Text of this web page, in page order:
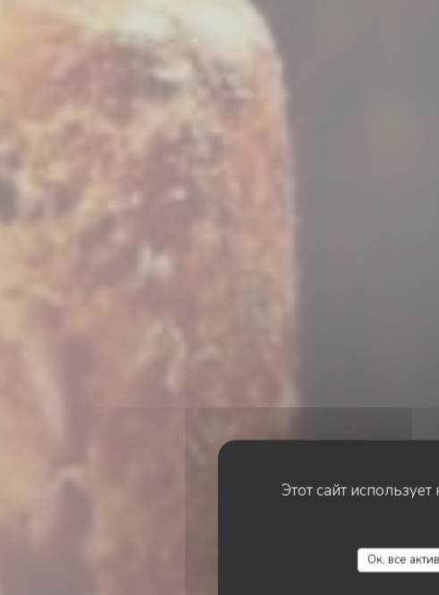
Этот сайт
Ок, все